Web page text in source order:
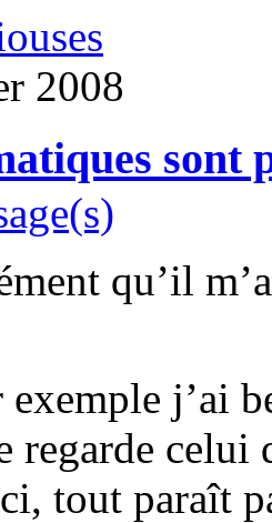
2008
sont
qu’il
exemple j’ai
regarde celui
tout paraît